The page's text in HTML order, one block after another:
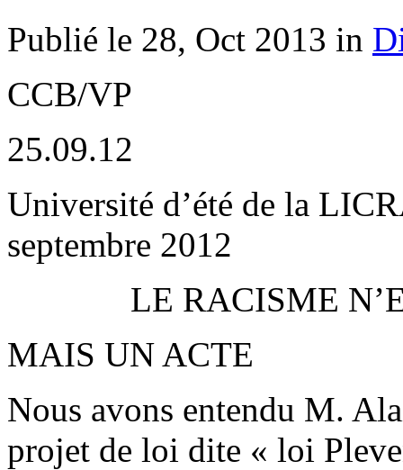
Publié le 28, Oct 2013 in
CCB/VP
25.09.12
Université d’été de la
septembre 2012
LE RACISME
MAIS UN ACTE
Nous avons entendu M.
projet de loi dite « loi